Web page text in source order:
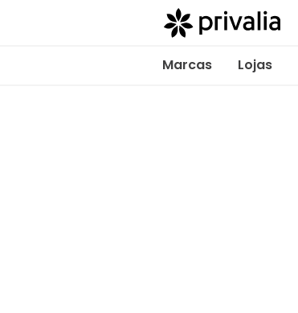
Marcas Lojas